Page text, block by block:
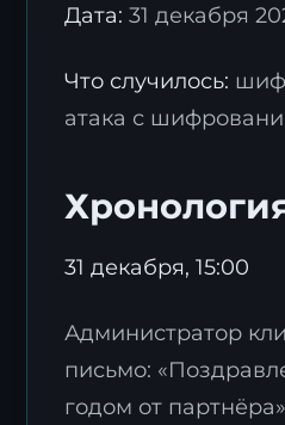
Дата: 31 декабря
Что случилось:
атака с
31 декабря, 15:00
Администратор
письмо:
годом от